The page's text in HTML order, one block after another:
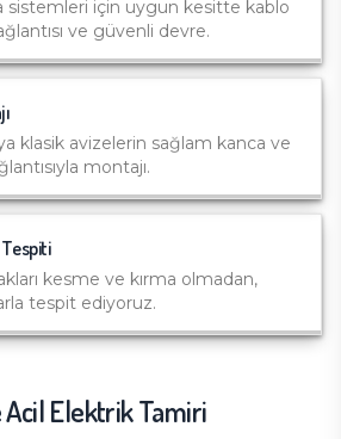
sistemleri için uygun kesitte kablo
ve güvenli devre.
klasik avizelerin sağlam kanca ve
montajı.
Tespiti
kesme ve kırma olmadan,
tespit ediyoruz.
Acil Elektrik Tamiri